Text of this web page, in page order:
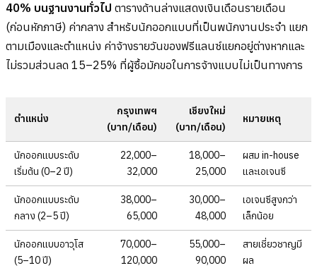
40% บนฐานงานทั่วไป ตารางด้านล่างแสดงเงินเดือนรายเดือน
(ก่อนหักภาษี) ค่ากลาง สำหรับนักออกแบบที่เป็นพนักงานประจำ แยก
ตามเมืองและตำแหน่ง ค่าจ้างรายวันของฟรีแลนซ์แยกอยู่ต่างหากและ
ไม่รวมส่วนลด 15–25% ที่ผู้ซื้อมักขอในการจ้างแบบไม่เป็นทางการ
ตำแหน่ง
กรุงเทพฯ
(บาท/เดือน)
เชียงใหม่
(บาท/เดือน)
หมายเหตุ
นักออกแบบระดับ
เริ่มต้น (0–2 ปี)
22,000–
32,000
18,000–
25,000
ผสม in-house
และเอเจนซี
นักออกแบบระดับ
กลาง (2–5 ปี)
38,000–
65,000
30,000–
48,000
เอเจนซีสูงกว่า
เล็กน้อย
นักออกแบบอาวุโส
(5–10 ปี)
70,000–
120,000
55,000–
90,000
สายเชี่ยวชาญมี
ผล